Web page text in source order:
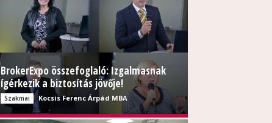
BrokerExpo összefoglaló: Izgalmasnak
ígérkezik a biztosítás jövője!
Szakmai Kocsis Ferenc Árpád MBA